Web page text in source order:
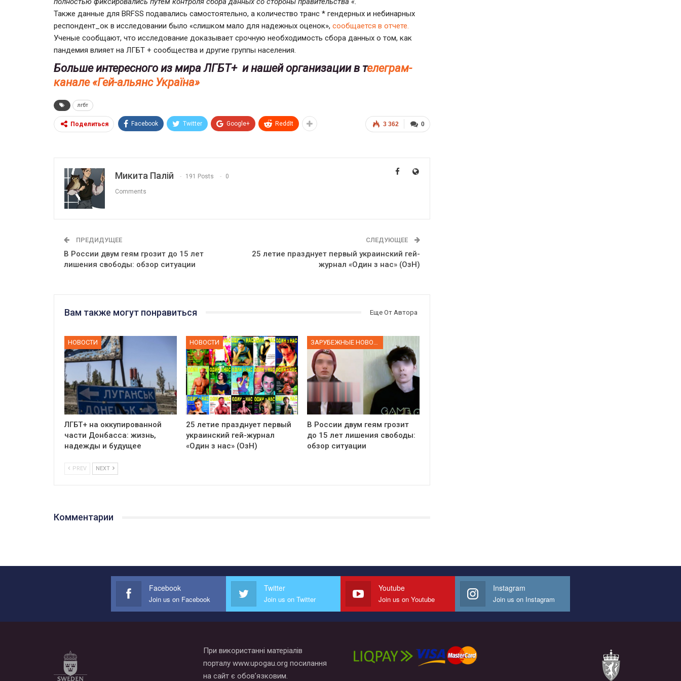
Также данные для BRFSS подавались самостоятельно, а количество транс * гендерных и небинарных
респондент_ок в исследовании было «слишком мало для надежных оценок», сообщается в отчете.
Ученые сообщают, что исследование доказывает срочную необходимость сбора данных о том, как
пандемия влияет на ЛГБТ + сообщества и другие группы населения.
Больше интересного из мира ЛГБТ+ и нашей организации в телеграм-
канале «Гей-альянс Україна»
лгбт
0
3 362
Поделиться Facebook Twitter Google+ ReddIt
Микита Палій 191 Posts 0
Comments
ПРЕДИДУЩЕЕ
В России двум геям грозит до 15 лет
лишения свободы: обзор ситуации
СЛЕДУЮЩЕЕ
25 летие празднует первый украинский гей-
журнал «Один з нас» (ОзН)
Вам также могут понравиться Еще От Автора
НОВОСТИ
ЛГБТ+ на оккупированной
части Донбасса: жизнь,
надежды и будущее
НОВОСТИ
25 летие празднует первый
украинский гей-журнал
«Один з нас» (ОзН)
ЗАРУБЕЖНЫЕ НОВОСТИ
В России двум геям грозит
до 15 лет лишения свободы:
обзор ситуации
PREV NEXT
Комментарии
Facebook
Join us on Facebook
Twitter
Join us on Twitter
Youtube
Join us on Youtube
Instagram
Join us on Instagram
При використанні матеріалів
порталу www.upogau.org посилання
на сайт є обов’язковим.